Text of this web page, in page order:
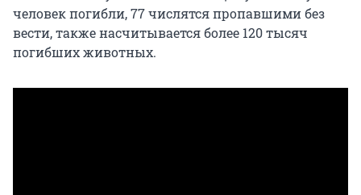
человек погибли, 77 числятся пропавшими без
вести, также насчитывается более 120 тысяч
погибших животных.